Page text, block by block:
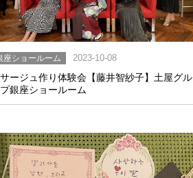
座ショールーム 2023-10-08
ージュ作り体験会【藤井智紗子】土屋グル
銀座ショールーム